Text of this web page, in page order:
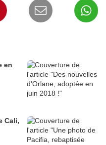
en
Cali,